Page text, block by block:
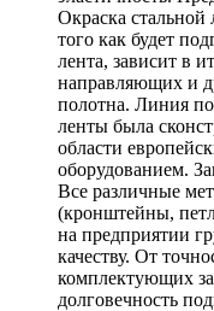
Окраска
того как будет
лента, зависит в
направляющих и
полотна. Линия по
ленты была
области
оборудованием.
Все различные
(кронштейны,
на предприятии
качеству. От
комплектующих
долговечность